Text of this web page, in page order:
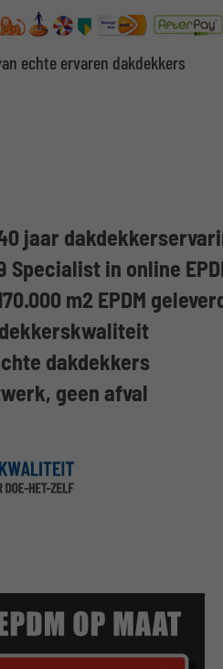
echte ervaren dakdekkers
jaar
Specialist in online
m2 EPDM
dakdekkers
geen afval